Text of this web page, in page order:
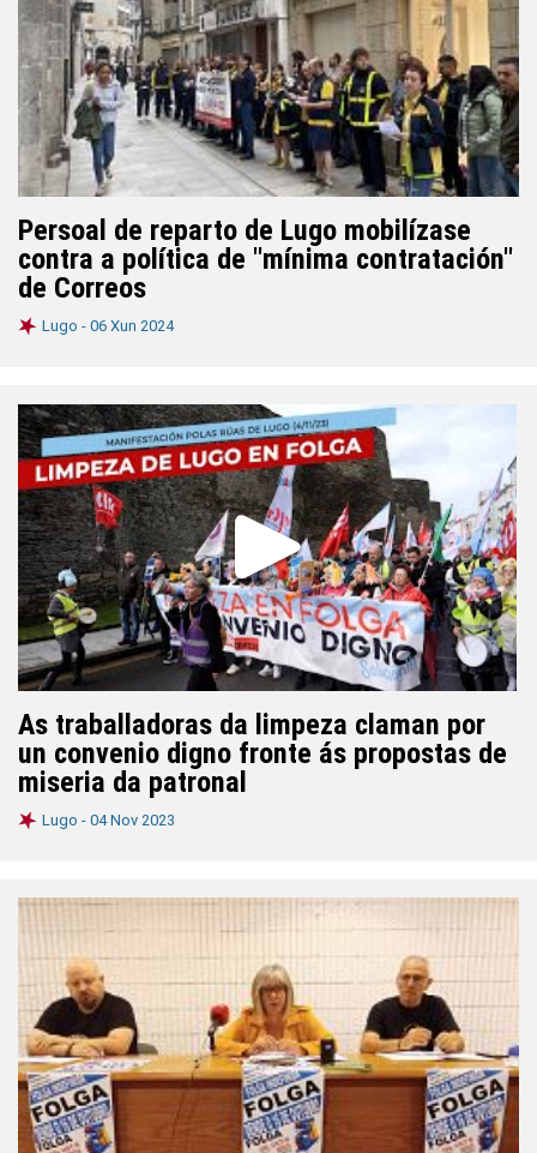
Persoal de reparto de Lugo mobilízase
contra a política de "mínima contratación"
de Correos
Lugo - 06 Xun 2024
As traballadoras da limpeza claman por
un convenio digno fronte ás propostas de
miseria da patronal
Lugo - 04 Nov 2023